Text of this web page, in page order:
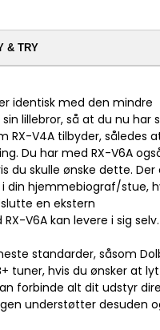
& TRY
identisk med den mindre
lillebror, så at du nu har
RX-V4A tilbyder, således
Du har med RX-V6A
du skulle ønske dette. Der
din hjemmebiograf/stue,
en ekstern
V6A kan levere i sig selv.
standarder, såsom
tuner, hvis du ønsker at
forbinde alt dit udstyr
understøtter desuden